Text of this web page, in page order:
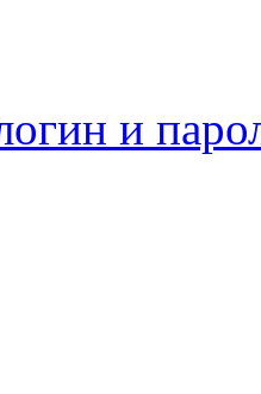
и